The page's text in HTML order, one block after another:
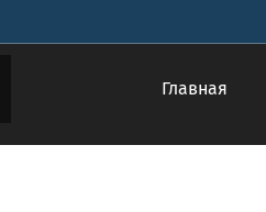
Главная